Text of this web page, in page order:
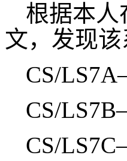
根据本人
文，发现
CS/
CS/
CS/